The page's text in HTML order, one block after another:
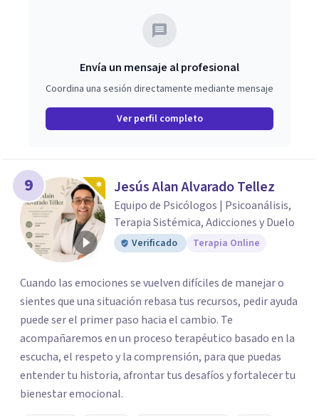
Envía un mensaje al profesional
Coordina una sesión directamente mediante mensaje
Ver perfil completo
9 Jesús Alan Alvarado Tellez
Equipo de Psicólogos | Psicoanálisis,
Terapia Sistémica, Adicciones y Duelo
Verificado Terapia Online
Cuando las emociones se vuelven difíciles de manejar o
sientes que una situación rebasa tus recursos, pedir ayuda
puede ser el primer paso hacia el cambio. Te
acompañaremos en un proceso terapéutico basado en la
escucha, el respeto y la comprensión, para que puedas
entender tu historia, afrontar tus desafíos y fortalecer tu
bienestar emocional.